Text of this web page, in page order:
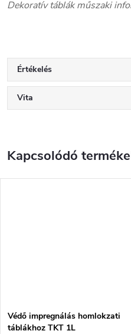
Dekoratív táblák műszaki
Értékelés
Vita
Kapcsolódó
Védő impregnálás homlokzati
táblákhoz TKT 1L